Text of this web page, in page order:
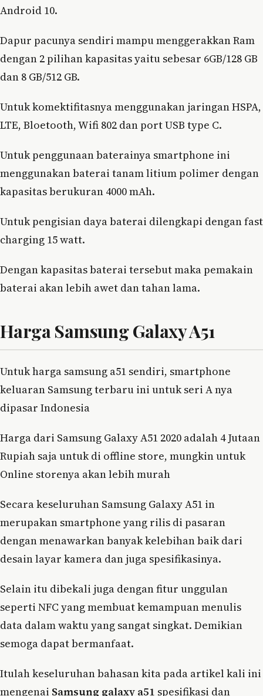
Android 10.
Dapur pacunya sendiri mampu menggerakkan Ram
dengan 2 pilihan kapasitas yaitu sebesar 6GB/128 GB
dan 8 GB/512 GB.
Untuk komektifitasnya menggunakan jaringan HSPA,
LTE, Bloetooth, Wifi 802 dan port USB type C.
Untuk penggunaan baterainya smartphone ini
menggunakan baterai tanam litium polimer dengan
kapasitas berukuran 4000 mAh.
Untuk pengisian daya baterai dilengkapi dengan fast
charging 15 watt.
Dengan kapasitas baterai tersebut maka pemakain
baterai akan lebih awet dan tahan lama.
Harga Samsung Galaxy A51
Untuk harga samsung a51 sendiri, smartphone
keluaran Samsung terbaru ini untuk seri A nya
dipasar Indonesia
Harga dari Samsung Galaxy A51 2020 adalah 4 Jutaan
Rupiah saja untuk di offline store, mungkin untuk
Online storenya akan lebih murah
Secara keseluruhan Samsung Galaxy A51 in
merupakan smartphone yang rilis di pasaran
dengan menawarkan banyak kelebihan baik dari
desain layar kamera dan juga spesifikasinya.
Selain itu dibekali juga dengan fitur unggulan
seperti NFC yang membuat kemampuan menulis
data dalam waktu yang sangat singkat. Demikian
semoga dapat bermanfaat.
Itulah keseluruhan bahasan kita pada artikel kali ini
mengenai Samsung galaxy a51 spesifikasi dan